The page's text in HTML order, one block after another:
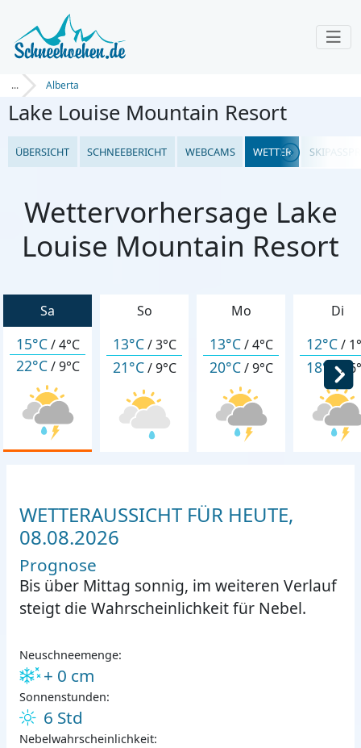
... Alberta
Lake Louise Mountain Resort
ÜBERSICHT SCHNEEBERICHT WEBCAMS WETTER
Wettervorhersage Lake
Louise Mountain Resort
Sa
15°C/4°C
22°C/9°C
So
13°C/3°C
21°C/9°C
Mo
13°C/4°C
20°C/9°C
Di
12°C/
18°C/
WETTERAUSSICHT FÜR HEUTE,
08.08.2026
Prognose
Bis über Mittag sonnig, im weiteren Verlauf
steigt die Wahrscheinlichkeit für Nebel.
Neuschneemenge:
+ 0 cm
Sonnenstunden:
6 Std
Nebelwahrscheinlichkeit: